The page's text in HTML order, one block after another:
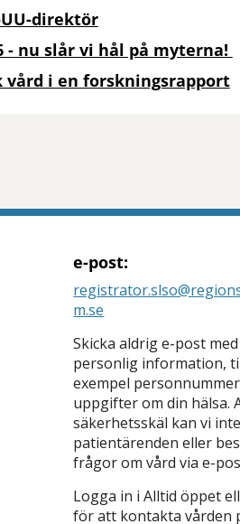
direktör
- nu slår vi hål på myterna!
i en forskningsrapport
e-post:
m.se
Skicka aldrig e-post med
personlig information,
exempel
uppgifter om din hälsa.
säkerhetsskäl kan vi
patientärenden eller
frågor om vård via e-
Logga in i Alltid öppet
för att kontakta vården